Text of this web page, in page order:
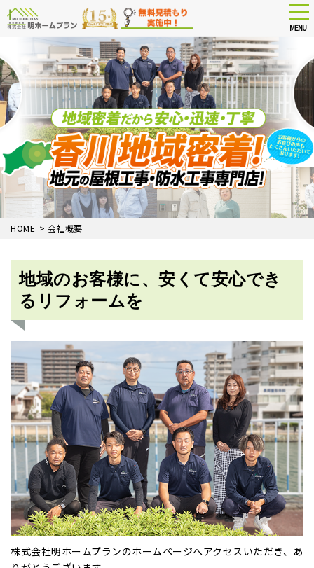
to
main
content
MENU
HOME > 会社概要
地域のお客様に、安くて安心でき
るリフォームを
株式会社明ホームプランのホームページへアクセスいただき、あ